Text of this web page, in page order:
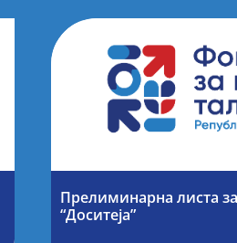
Прелиминарна листа
“Доситеја”